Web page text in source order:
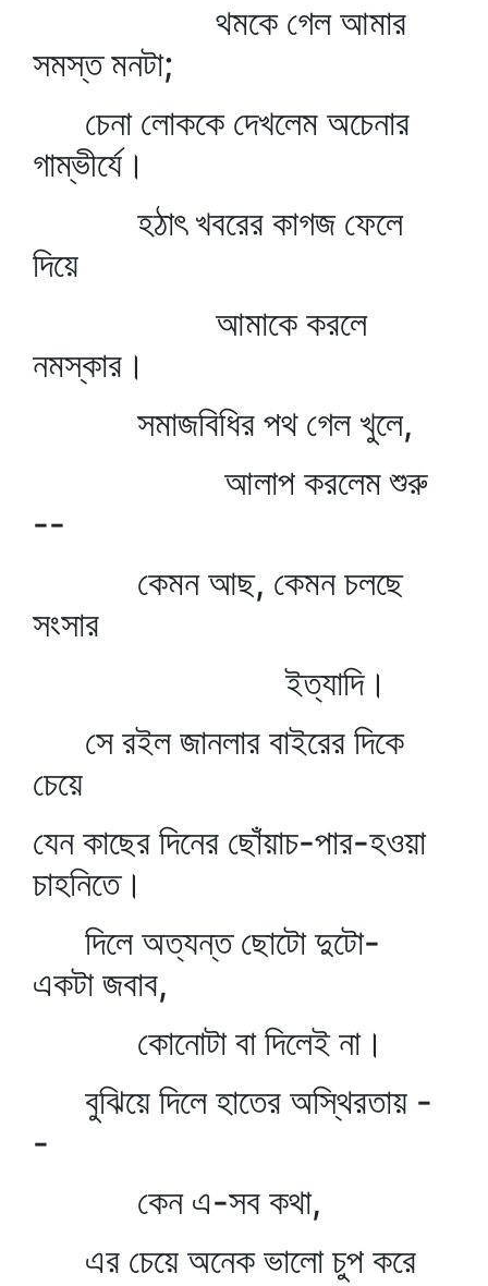
থমকে গেল আমার
সমস্ত মনটা;
চেনা লোককে দেখলেম অচেনার
গাম্ভীর্যে।
হঠাৎ খবরের কাগজ ফেলে
দিয়ে
আমাকে করলে
নমস্কার।
সমাজবিধির পথ গেল খুলে,
আলাপ করলেম শুরু
--
কেমন আছ, কেমন চলছে
সংসার
ইত্যাদি।
সে রইল জানলার বাইরের দিকে
চেয়ে
যেন কাছের দিনের ছোঁয়াচ-পার-হওয়া
চাহনিতে।
দিলে অত্যন্ত ছোটো দুটো-
একটা জবাব,
কোনোটা বা দিলেই না।
বুঝিয়ে দিলে হাতের অস্থিরতায় -
-
কেন এ-সব কথা,
এর চেয়ে অনেক ভালো চুপ করে